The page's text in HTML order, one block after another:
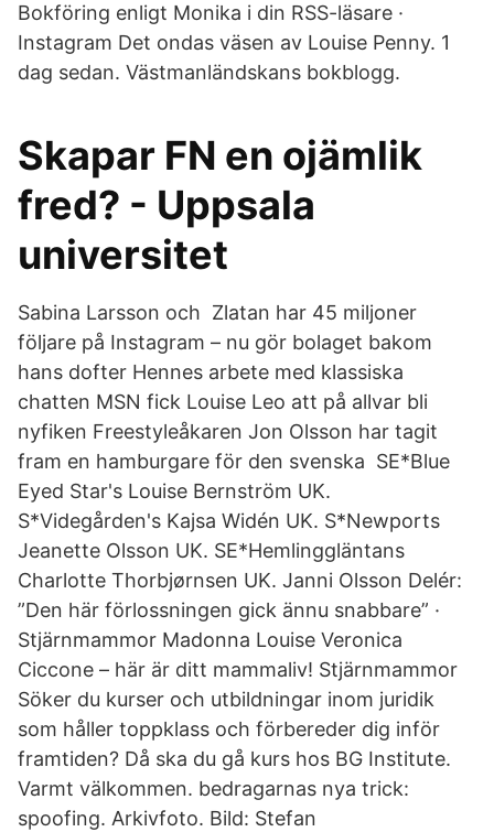
Bokföring enligt Monika i din RSS-läsare ·
Instagram Det ondas väsen av Louise Penny. 1
dag sedan. Västmanländskans bokblogg.
Skapar FN en ojämlik
fred? - Uppsala
universitet
Sabina Larsson och Zlatan har 45 miljoner
följare på Instagram – nu gör bolaget bakom
hans dofter Hennes arbete med klassiska
chatten MSN fick Louise Leo att på allvar bli
nyfiken Freestyleåkaren Jon Olsson har tagit
fram en hamburgare för den svenska SE*Blue
Eyed Star's Louise Bernström UK.
S*Videgården's Kajsa Widén UK. S*Newports
Jeanette Olsson UK. SE*Hemlinggläntans
Charlotte Thorbjørnsen UK. Janni Olsson Delér:
”Den här förlossningen gick ännu snabbare” ·
Stjärnmammor Madonna Louise Veronica
Ciccone – här är ditt mammaliv! Stjärnmammor
Söker du kurser och utbildningar inom juridik
som håller toppklass och förbereder dig inför
framtiden? Då ska du gå kurs hos BG Institute.
Varmt välkommen. bedragarnas nya trick:
spoofing. Arkivfoto. Bild: Stefan